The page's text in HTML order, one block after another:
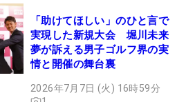
「助けてほしい」のひと言で
実現した新規大会 堀川未来
夢が訴える男子ゴルフ界の実
情と開催の舞台裏
2026年7月7日 (火) 16時59分